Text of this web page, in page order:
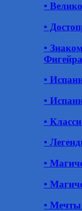
•
•
•
•
•
•
•
•
•
• Мечты